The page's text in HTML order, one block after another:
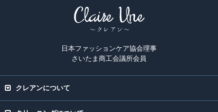
日本ファッションケア協会理事
さいたま商工会議所会員
クレアンについて